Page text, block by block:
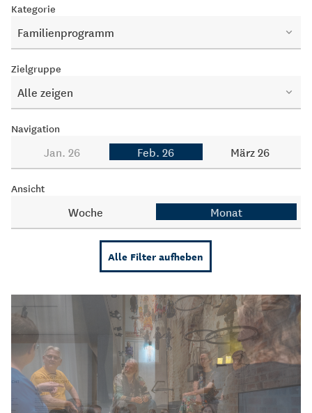
Kategorie
Familienprogramm
Zielgruppe
Alle zeigen
Navigation
Jan. 26 Feb. 26 März 26
Ansicht
Woche Monat
Alle Filter aufheben